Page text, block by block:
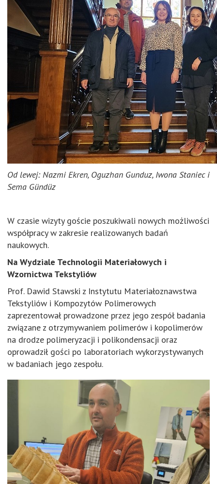
Od lewej: Nazmi Ekren, Oguzhan Gunduz, Iwona Staniec i
Sema Gündüz
W czasie wizyty goście poszukiwali nowych możliwości
współpracy w zakresie realizowanych badań
naukowych.
Na Wydziale Technologii Materiałowych i
Wzornictwa Tekstyliów
Prof. Dawid Stawski z Instytutu Materiałoznawstwa
Tekstyliów i Kompozytów Polimerowych
zaprezentował prowadzone przez jego zespół badania
związane z otrzymywaniem polimerów i kopolimerów
na drodze polimeryzacji i polikondensacji oraz
oprowadził gości po laboratoriach wykorzystywanych
w badaniach jego zespołu.